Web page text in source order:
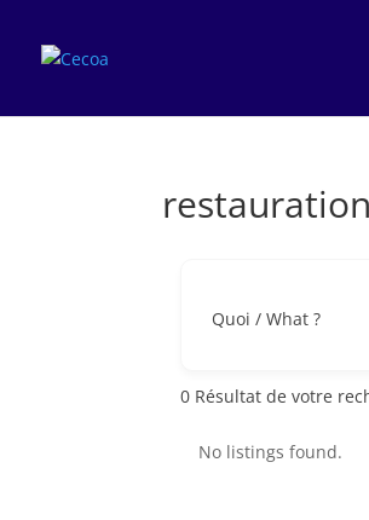
Quoi / What ?
0 Résultat de votre
No listings found.